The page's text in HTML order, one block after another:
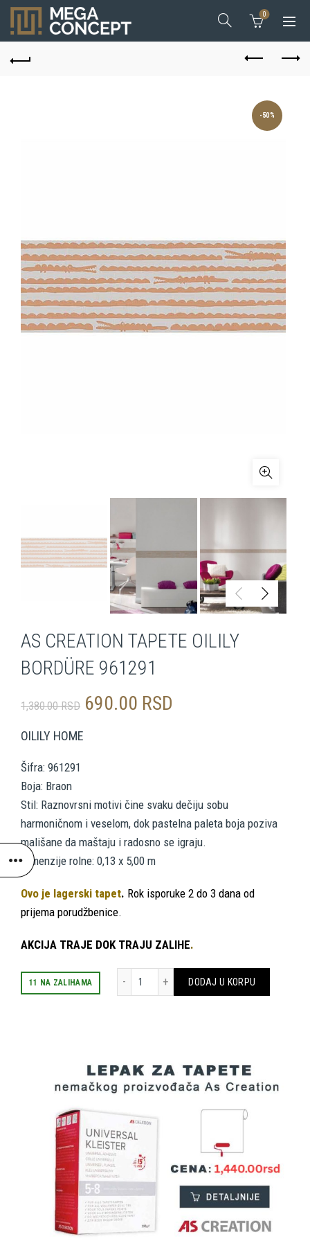
0
-50%
AS CREATION TAPETE OILILY
BORDÜRE 961291
1,380.00RSD Originalna
1,380.00 RSD.
690.00 RSD
OILILY HOME
Šifra: 961291
Boja: Braon
Stil: Raznovrsni motivi čine svaku dečiju sobu
harmoničnom i veselom, dok pastelna paleta boja poziva
mališane da maštaju i radosno se igraju.
Dimenzije rolne: 0,13 x 5,00 m
Ovo je lagerski tapet. Rok isporuke 2 do 3 dana od
prijema porudžbenice.
AKCIJA TRAJE DOK TRAJU ZALIHE.
11 NA ZALIHAMA DODAJ U KORPU